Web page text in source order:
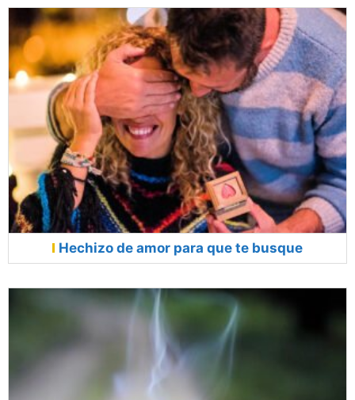
Hechizo de amor para que te busque